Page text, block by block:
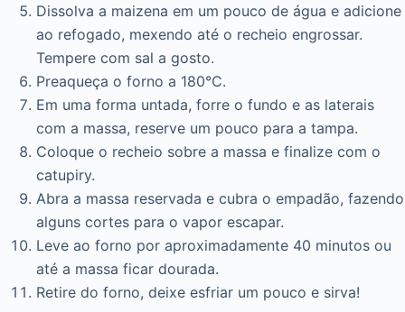
Dissolva a maizena em um pouco de água e adicione
ao refogado, mexendo até o recheio engrossar.
Tempere com sal a gosto.
Preaqueça o forno a 180°C.
Em uma forma untada, forre o fundo e as laterais
com a massa, reserve um pouco para a tampa.
Coloque o recheio sobre a massa e finalize com o
catupiry.
Abra a massa reservada e cubra o empadão, fazendo
alguns cortes para o vapor escapar.
Leve ao forno por aproximadamente 40 minutos ou
até a massa ficar dourada.
Retire do forno, deixe esfriar um pouco e sirva!